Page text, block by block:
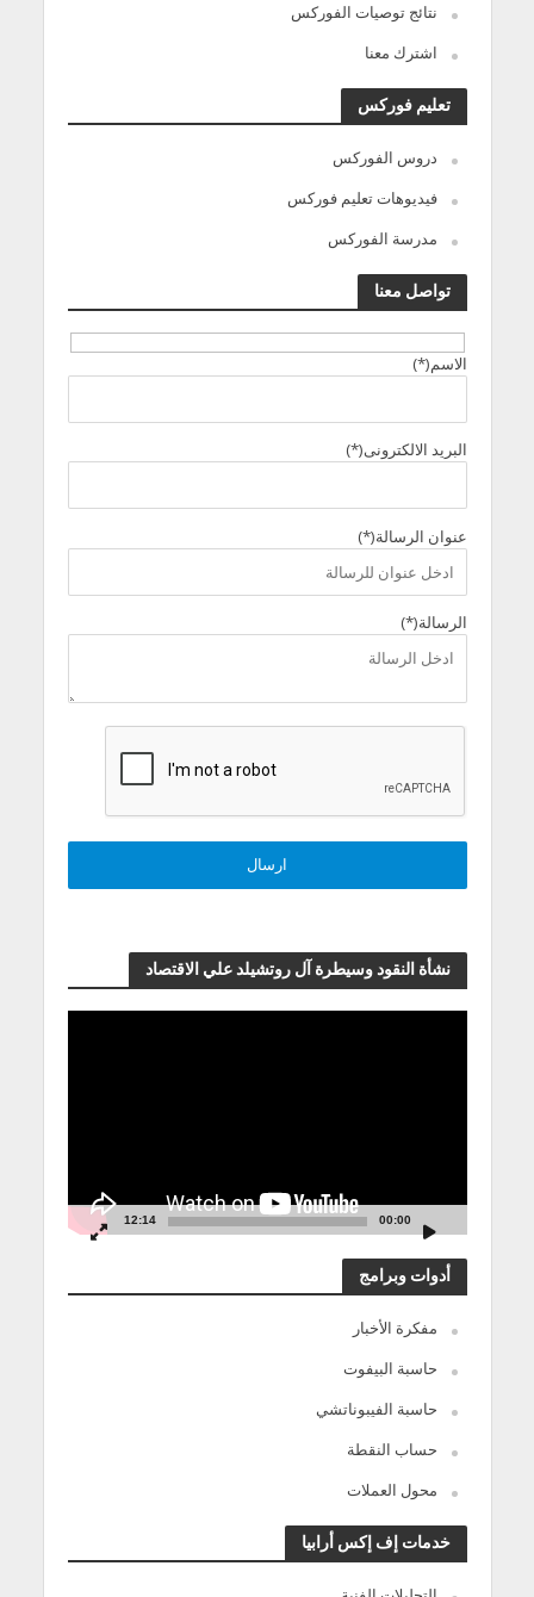
نتائج توصيات الفوركس
اشترك معنا
تعليم فوركس
دروس الفوركس
فيديوهات تعليم فوركس
مدرسة الفوركس
تواصل معنا
الاسم(*)
البريد الالكترونى(*)
عنوان الرسالة(*)
الرسالة(*)
نشأة النقود وسيطرة آل روتشيلد علي الاقتصاد
00:00
12:14
أدوات وبرامج
مفكرة الأخبار
حاسبة البيفوت
حاسبة الفيبوناتشي
حساب النقطة
محول العملات
خدمات إف إكس أرابيا